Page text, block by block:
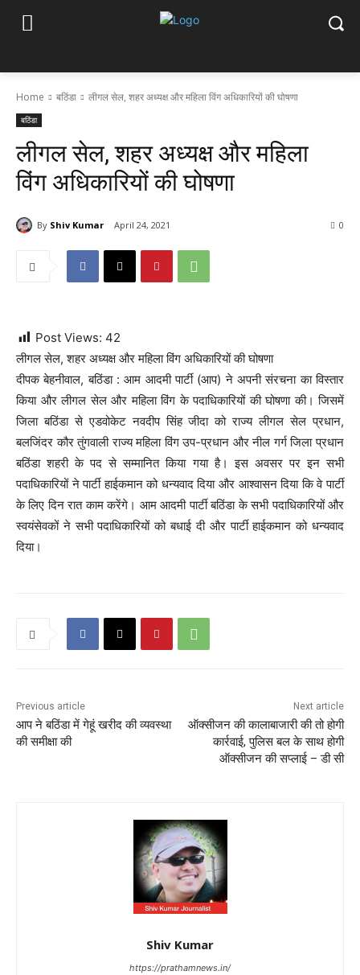
Home बठिंडा लीगल सेल, शहर अध्यक्ष और महिला विंग अधिकारियों की घोषणा
बठिंडा
लीगल सेल, शहर अध्यक्ष और महिला
विंग अधिकारियों की घोषणा
By Shiv Kumar April 24, 2021 0
Post Views: 42
लीगल सेल, शहर अध्यक्ष और महिला विंग अधिकारियों की घोषणा
दीपक बेहनीवाल, बठिंडा : आम आदमी पार्टी (आप) ने अपनी संरचना का विस्तार
किया और लीगल सेल और महिला विंग के पदाधिकारियों की घोषणा की। जिसमें
जिला बठिंडा से एडवोकेट नवदीप सिंह जीदा को राज्य लीगल सेल प्रधान,
बलजिंदर कौर तुंगवाली राज्य महिला विंग उप-प्रधान और नील गर्ग जिला प्रधान
बठिंडा शहरी के पद से सम्मानित किया गया है। इस अवसर पर इन सभी
पदाधिकारियों ने पार्टी हाईकमान को धन्यवाद दिया और आश्वासन दिया कि वे पार्टी
के लिए दिन रात काम करेंगे। आम आदमी पार्टी बठिंडा के सभी पदाधिकारियों और
स्वयंसेवकों ने सभी पदाधिकारियों को बधाई दी और पार्टी हाईकमान को धन्यवाद
दिया।
Previous article
आप ने बठिंडा में गेहूं खरीद की व्यवस्था
की समीक्षा की
Next article
ऑक्सीजन की कालाबाजारी की तो होगी
कार्रवाई, पुलिस बल के साथ होगी
ऑक्सीजन की सप्लाई – डी सी
Shiv Kumar
https://prathamnews.in/